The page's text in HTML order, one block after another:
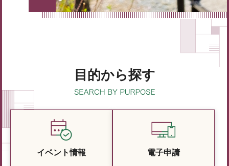
目的から探す
イベント情報 電子申請